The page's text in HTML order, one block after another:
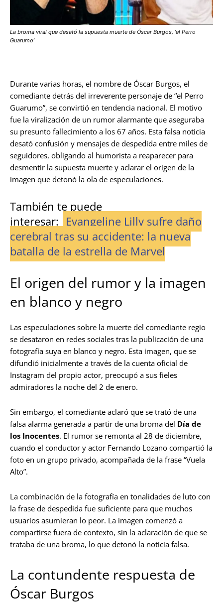
La broma viral que desató la supuesta muerte de Óscar Burgos, ‘el Perro
Guarumo’
Durante varias horas, el nombre de Óscar Burgos, el
comediante detrás del irreverente personaje de “el Perro
Guarumo”, se convirtió en tendencia nacional. El motivo
fue la viralización de un rumor alarmante que aseguraba
su presunto fallecimiento a los 67 años. Esta falsa noticia
desató confusión y mensajes de despedida entre miles de
seguidores, obligando al humorista a reaparecer para
desmentir la supuesta muerte y aclarar el origen de la
imagen que detonó la ola de especulaciones.
También te puede
interesar: Evangeline Lilly sufre daño
cerebral tras su accidente: la nueva
batalla de la estrella de Marvel
El origen del rumor y la imagen
en blanco y negro
Las especulaciones sobre la muerte del comediante regio
se desataron en redes sociales tras la publicación de una
fotografía suya en blanco y negro. Esta imagen, que se
difundió inicialmente a través de la cuenta oficial de
Instagram del propio actor, preocupó a sus fieles
admiradores la noche del 2 de enero.
Sin embargo, el comediante aclaró que se trató de una
falsa alarma generada a partir de una broma del Día de
los Inocentes. El rumor se remonta al 28 de diciembre,
cuando el conductor y actor Fernando Lozano compartió la
foto en un grupo privado, acompañada de la frase “Vuela
Alto”.
La combinación de la fotografía en tonalidades de luto con
la frase de despedida fue suficiente para que muchos
usuarios asumieran lo peor. La imagen comenzó a
compartirse fuera de contexto, sin la aclaración de que se
trataba de una broma, lo que detonó la noticia falsa.
La contundente respuesta de
Óscar Burgos